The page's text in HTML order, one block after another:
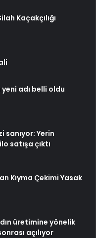
Kaçakçılığı
yeni adı belli oldu
sanıyor: Yerin
satışa çıktı
Kıyma Çekimi Yasak
üretimine yönelik
açılıyor